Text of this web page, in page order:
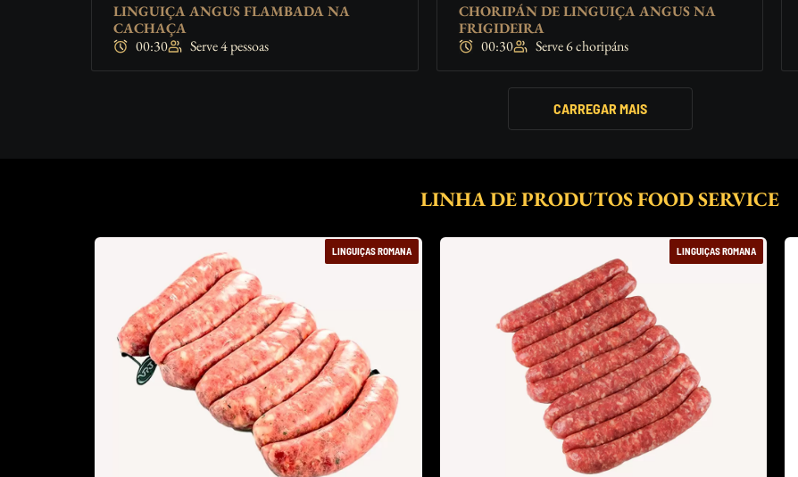
LINGUIÇA ANGUS FLAMBADA NA
CACHAÇA
00:30
Serve 4 pessoas
CHORIPÁN DE LINGUIÇA ANGUS NA
FRIGIDEIRA
00:30
Serve 6 choripáns
CARREGAR MAIS
LINHA DE PRODUTOS FOOD SERVICE
LINGUIÇAS ROMANA LINGUIÇAS ROMANA